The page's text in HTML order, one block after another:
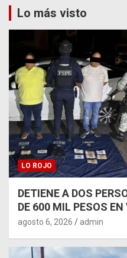
Lo más visto
LO ROJO
DETIENE A DOS
DE 600 MIL PESOS
agosto 6, 2026 admin